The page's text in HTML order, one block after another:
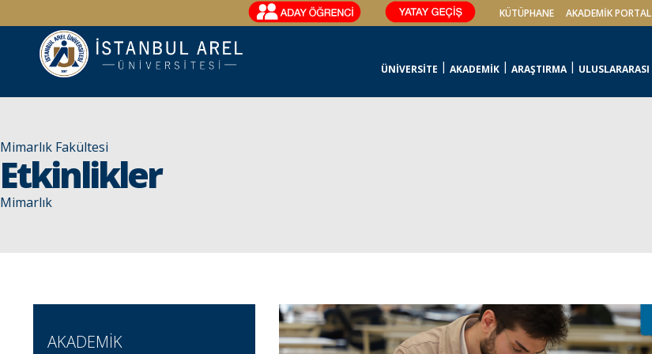
KÜTÜPHANE AKADEMİK PORTAL
ÜNİVERSİTE AKADEMİK ARAŞTIRMA ULUSLARARASI
Mimarlık Fakültesi
Etkinlikler
Mimarlık
AKADEMİK